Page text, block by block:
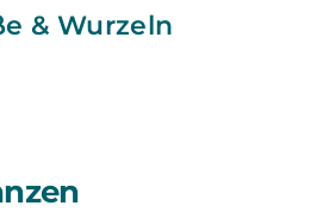
& Wurzeln